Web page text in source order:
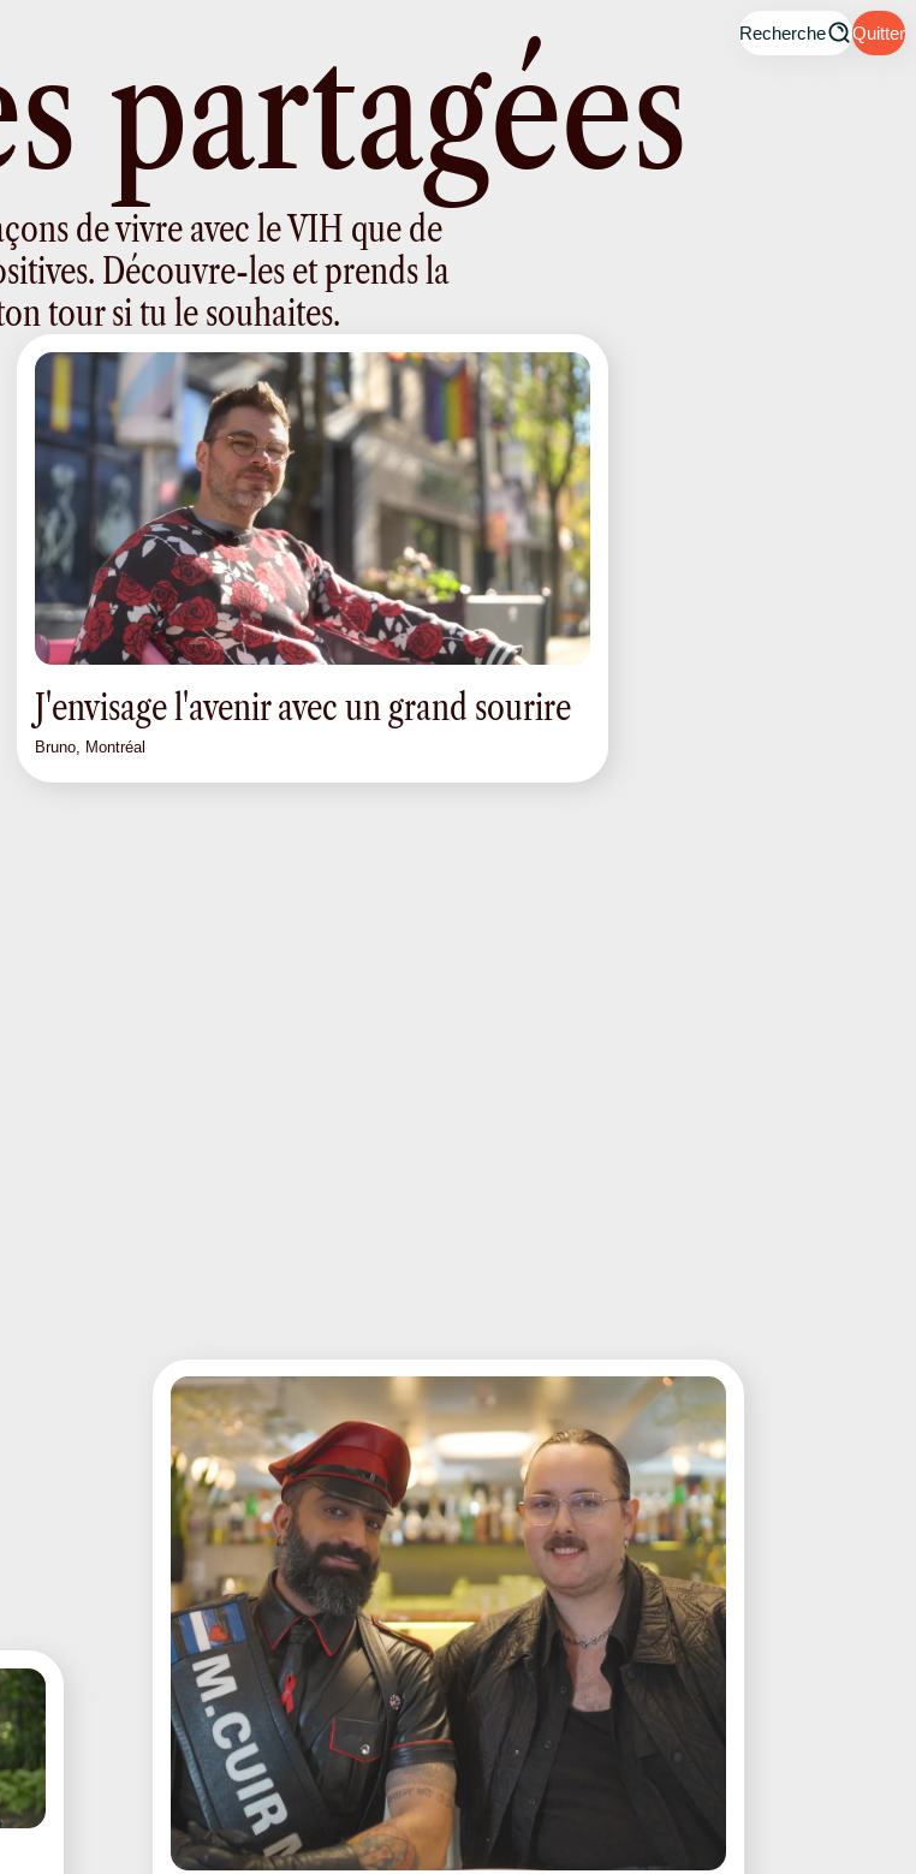
Recherche Quitter
s partagées
de vivre avec le VIH que de
Découvre-les et prends la
tour si tu le souhaites.
J'envisage l'avenir avec un grand sourire
Bruno, Montréal